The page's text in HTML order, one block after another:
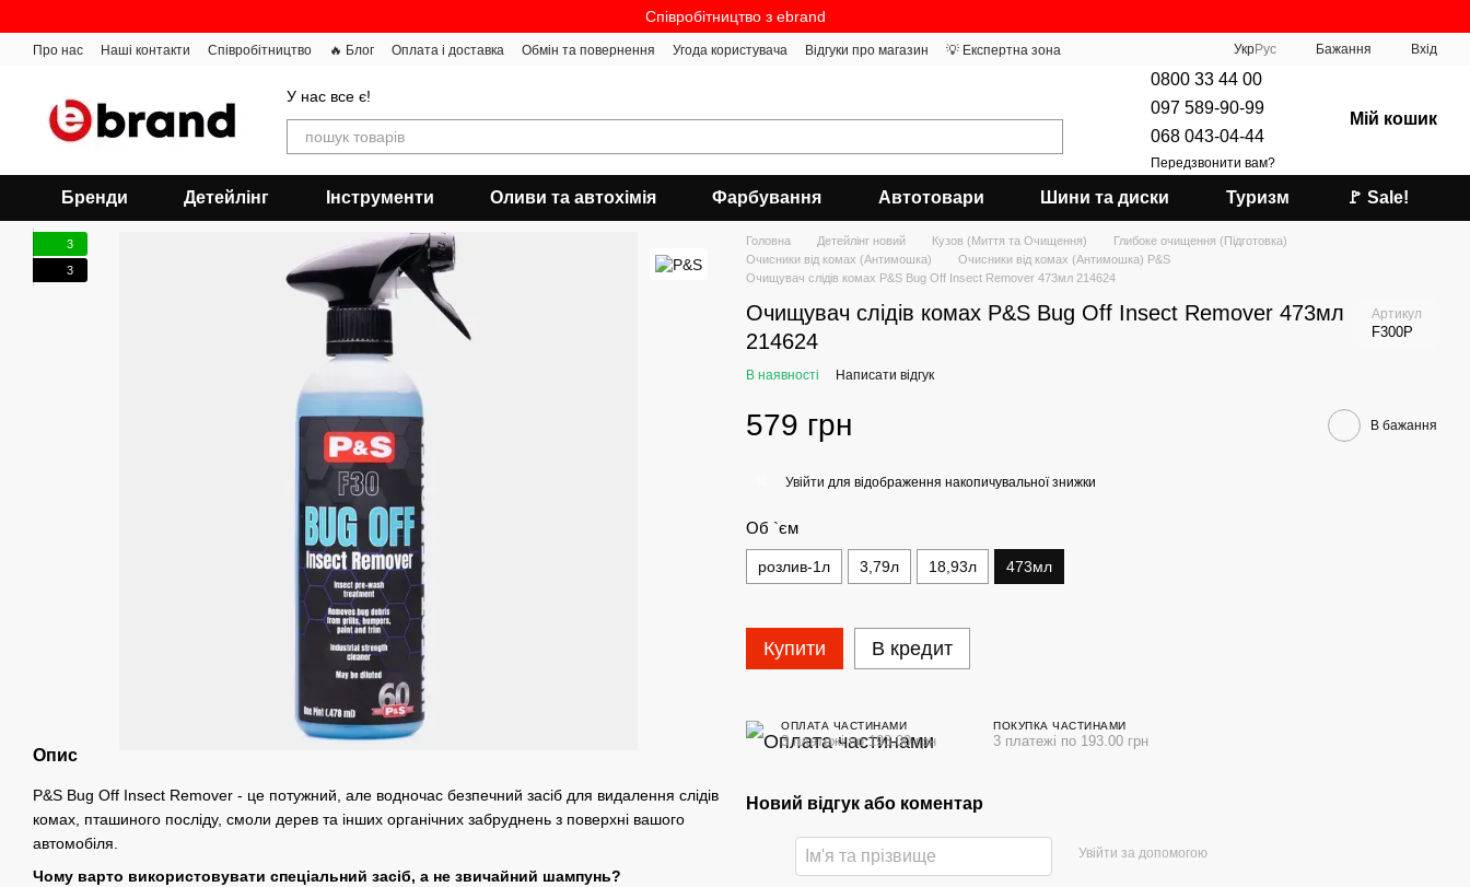
Співробітництво з ebrand
Про нас Наші контакти Співробітництво 🔥 Блог Оплата і доставка Обмін та повернення Угода користувача Відгуки про магазин 💡 Експертна зона УкрРус Бажання Вхід
У нас все є!
0800 33 44 00
097 589-90-99
068 043-04-44
Передзвонити вам?
Мій кошик
Бренди Детейлінг Інструменти Оливи та автохімія Фарбування Автотовари Шини та диски Туризм 🚩 Sale!
3
3
Опис
P&S Bug Off Insect Remover - це потужний, але водночас безпечний засіб для видалення слідів
комах, пташиного посліду, смоли дерев та інших органічних забруднень з поверхні вашого
автомобіля.
Чому варто використовувати спеціальний засіб, а не звичайний шампунь?
Головна Детейлінг новий Кузов (Миття та Очищення)
Глибоке очищення (Підготовка)
Очисники від комах (Антимошка)
Очисники від комах (Антимошка) P&S
Очищувач слідів комах P&S Bug Off Insect Remover 473мл 214624
Очищувач слідів комах P&S Bug Off Insect Remover 473мл
214624
Артикул
F300P
В наявності Написати відгук
579 грн В бажання
Увійти для відображення накопичувальної знижки
Об `єм
розлив-1л 3,79л 18,93л 473мл
Купити В кредит
ОПЛАТА ЧАСТИНАМИ
3 платежі по 193.00 грн
ПОКУПКА ЧАСТИНАМИ
3 платежі по 193.00 грн
Новий відгук або коментар
Увійти за допомогою